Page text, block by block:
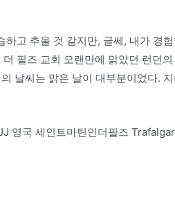
고 추울 것 같지만, 글쎄, 내가 경
필즈 교회 오랜만에 맑았던 런던
날씨는 맑은 날이 대부분이었다.
영국 세인트마틴인더필즈